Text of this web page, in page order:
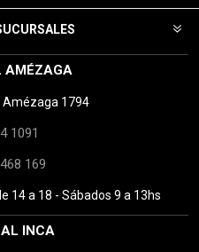
AMÉZAGA
Amézaga 1794
1091
169
14 a 18 - Sábados 9 a 13hs
INCA